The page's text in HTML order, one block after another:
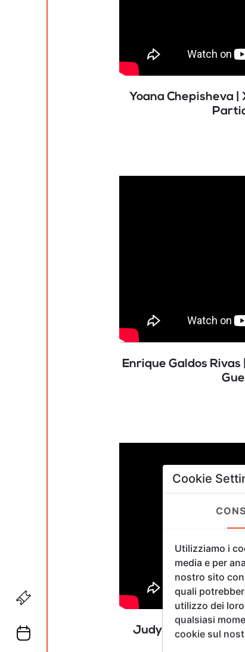
Yoana Chepisheva |
Enrique Galdos
Judy Hooymeyer |
Cookie
Utilizziamo i
media e per
nostro sito
quali
utilizzo dei
qualsiasi
cookie sul